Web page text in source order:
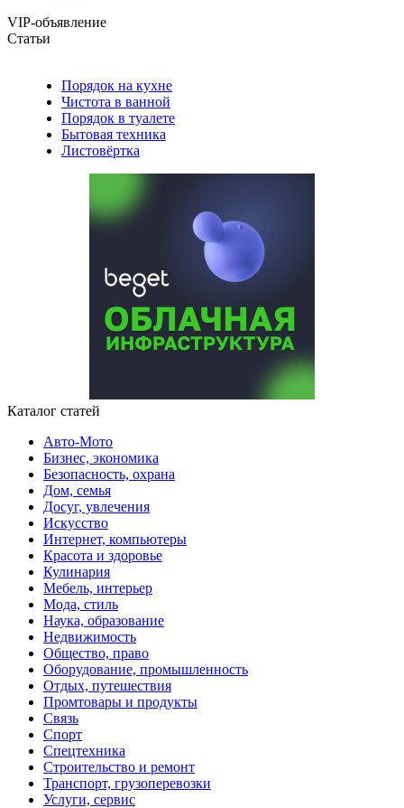
VIP-объявление
Статьи
Порядок на кухне
Чистота в ванной
Порядок в туалете
Бытовая техника
Листовёртка
Каталог статей
Авто-Мото
Бизнес, экономика
Безопасность, охрана
Дом, семья
Досуг, увлечения
Искусство
Интернет, компьютеры
Красота и здоровье
Кулинария
Мебель, интерьер
Мода, стиль
Наука, образование
Недвижимость
Общество, право
Оборудование, промышленность
Отдых, путешествия
Промтовары и продукты
Связь
Спорт
Спецтехника
Строительство и ремонт
Транспорт, грузоперевозки
Услуги, сервис